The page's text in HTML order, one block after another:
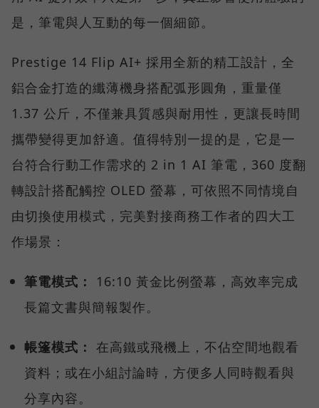
是，筆電與人互動的每一個細節。
Prestige 14 Flip AI+ 採用全新的精工設計，全
鋁合金打造的纖薄機身搭配弧形圓角，重量僅
1.37 公斤，不僅兼具質感與耐用性，更讓長時間
攜帶變得更加舒適。值得特別一提的是，它是一
台符合行動工作需求的 2 in 1 AI 筆電，360 度翻
轉設計搭配觸控 OLED 螢幕，可依照不同情境自
由切換使用模式，完美對接商務工作者的四大工
作場景：
筆電模式：
16:10 黃金比例螢幕，高效率完成
長篇文書與簡報製作。
帳篷模式： 在高鐵或飛機上，不佔空間地觀看
資料；或在小組討論時，方便多人同時觀看與
分享內容。